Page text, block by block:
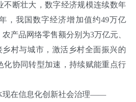
不断壮大，数字经济规模连续数年
，我国数字经济增加值约49万亿
产品网络零售额分别为3万亿元、
乡村与城市，激活乡村全面振兴的
化协同转型加速，持续赋能重点行
现在信息化创新社会治理——